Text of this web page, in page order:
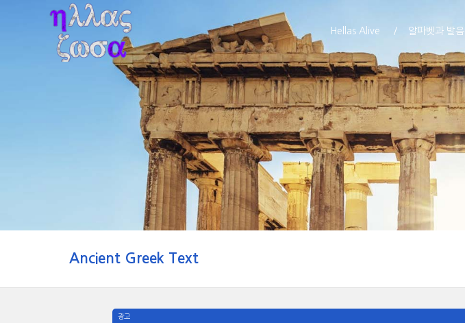
Hellas Alive 알파벳과 발음
Ancient Greek Text
광고